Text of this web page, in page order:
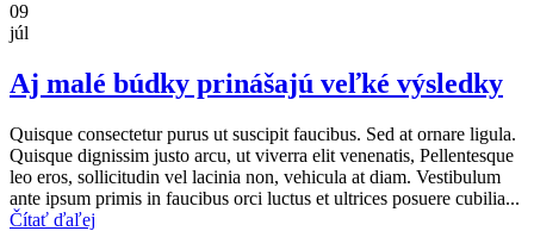
09
júl
Aj malé búdky prinášajú veľké výsledky
Quisque consectetur purus ut suscipit faucibus. Sed at ornare ligula.
Quisque dignissim justo arcu, ut viverra elit venenatis, Pellentesque
leo eros, sollicitudin vel lacinia non, vehicula at diam. Vestibulum
ante ipsum primis in faucibus orci luctus et ultrices posuere cubilia...
Čítať ďaľej